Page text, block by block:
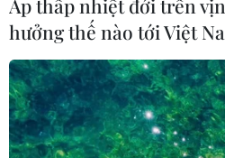
Hạ Malaysia 2-
Đình, Việt Nam đặt 1
16/11/2018 14:36
Đội tuyển Việt Nam đã giành
trọng trước Malaysia với tỷ số
Áp thấp nhiệt đới trên
hưởng thế nào tới Việt